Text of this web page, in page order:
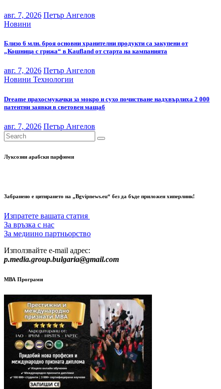
авг. 7, 2026 Петър Ангелов
Новини
Близо 6 млн. броя основни хранителни продукти са закупени от
„Кошница с грижа“ в Kaufland от старта на кампанията
авг. 7, 2026 Петър Ангелов
Новини Технологии
Dreame прахосмукачки за мокро и сухо почистване надхвърлиха 2 000
патентни заявки в световен мащаб
авг. 7, 2026 Петър Ангелов
Луксозни арабски парфюми
Забранено е цитирането на „Bgvipnews.eu“ без да бъде приложен хиперлинк!
Изпратете вашата статия
За връзка с нас
За медиино партньорство
Използвайте e-mail адрес:
p.media.group.bulgaria@gmail.com
МВА Програми